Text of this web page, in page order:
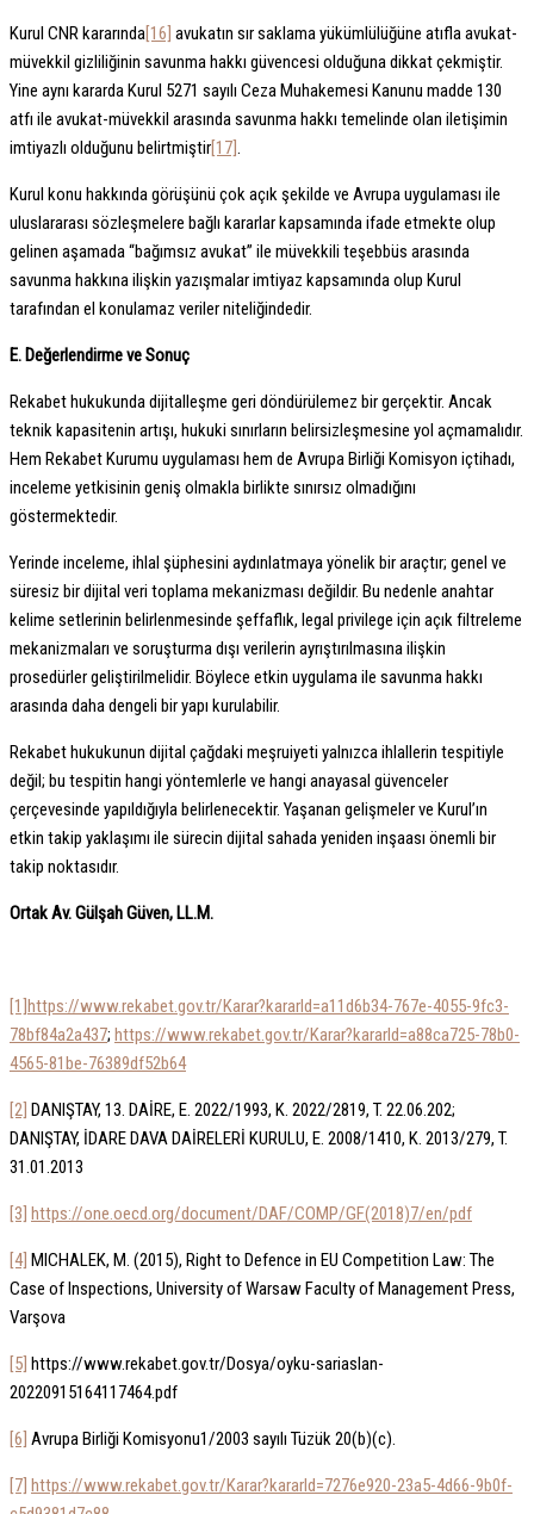
Kurul CNR kararında[16] avukatın sır saklama yükümlülüğüne atıfla avukat-
müvekkil gizliliğinin savunma hakkı güvencesi olduğuna dikkat çekmiştir.
Yine aynı kararda Kurul 5271 sayılı Ceza Muhakemesi Kanunu madde 130
atfı ile avukat-müvekkil arasında savunma hakkı temelinde olan iletişimin
imtiyazlı olduğunu belirtmiştir[17].
Kurul konu hakkında görüşünü çok açık şekilde ve Avrupa uygulaması ile
uluslararası sözleşmelere bağlı kararlar kapsamında ifade etmekte olup
gelinen aşamada “bağımsız avukat” ile müvekkili teşebbüs arasında
savunma hakkına ilişkin yazışmalar imtiyaz kapsamında olup Kurul
tarafından el konulamaz veriler niteliğindedir.
E. Değerlendirme ve Sonuç
Rekabet hukukunda dijitalleşme geri döndürülemez bir gerçektir. Ancak
teknik kapasitenin artışı, hukuki sınırların belirsizleşmesine yol açmamalıdır.
Hem Rekabet Kurumu uygulaması hem de Avrupa Birliği Komisyon içtihadı,
inceleme yetkisinin geniş olmakla birlikte sınırsız olmadığını
göstermektedir.
Yerinde inceleme, ihlal şüphesini aydınlatmaya yönelik bir araçtır; genel ve
süresiz bir dijital veri toplama mekanizması değildir. Bu nedenle anahtar
kelime setlerinin belirlenmesinde şeffaflık, legal privilege için açık filtreleme
mekanizmaları ve soruşturma dışı verilerin ayrıştırılmasına ilişkin
prosedürler geliştirilmelidir. Böylece etkin uygulama ile savunma hakkı
arasında daha dengeli bir yapı kurulabilir.
Rekabet hukukunun dijital çağdaki meşruiyeti yalnızca ihlallerin tespitiyle
değil; bu tespitin hangi yöntemlerle ve hangi anayasal güvenceler
çerçevesinde yapıldığıyla belirlenecektir. Yaşanan gelişmeler ve Kurul’ın
etkin takip yaklaşımı ile sürecin dijital sahada yeniden inşaası önemli bir
takip noktasıdır.
Ortak Av. Gülşah Güven, LL.M.
[1]https://www.rekabet.gov.tr/Karar?kararId=a11d6b34-767e-4055-9fc3-
78bf84a2a437; https://www.rekabet.gov.tr/Karar?kararId=a88ca725-78b0-
4565-81be-76389df52b64
[2] DANIŞTAY, 13. DAİRE, E. 2022/1993, K. 2022/2819, T. 22.06.202;
DANIŞTAY, İDARE DAVA DAİRELERİ KURULU, E. 2008/1410, K. 2013/279, T.
31.01.2013
[3] https://one.oecd.org/document/DAF/COMP/GF(2018)7/en/pdf
[4] MICHALEK, M. (2015), Right to Defence in EU Competition Law: The
Case of Inspections, University of Warsaw Faculty of Management Press,
Varşova
[5] https://www.rekabet.gov.tr/Dosya/oyku-sariaslan-
20220915164117464.pdf
[6] Avrupa Birliği Komisyonu1/2003 sayılı Tüzük 20(b)(c).
[7] https://www.rekabet.gov.tr/Karar?kararId=7276e920-23a5-4d66-9b0f-